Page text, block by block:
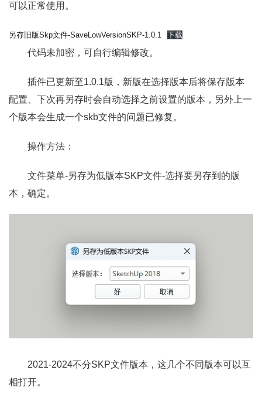
可以正常使用。
另存旧版Skp文件-SaveLowVersionSKP-1.0.1 下载
代码未加密，可自行编辑修改。
插件已更新至1.0.1版，新版在选择版本后将保存版本
配置、下次再另存时会自动选择之前设置的版本，另外上一
个版本会生成一个skb文件的问题已修复。
操作方法：
文件菜单-另存为低版本SKP文件-选择要另存到的版
本，确定。
2021-2024不分SKP文件版本，这几个不同版本可以互
相打开。